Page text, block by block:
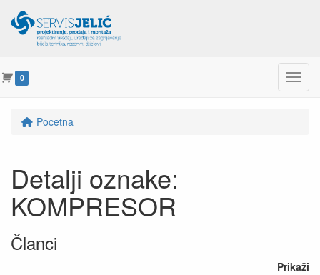
0 Menu
Pocetna
Detalji oznake:
KOMPRESOR
Članci
Prikaži